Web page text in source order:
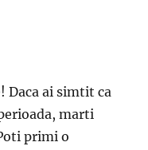
Daca ai simtit ca
marti
primi o